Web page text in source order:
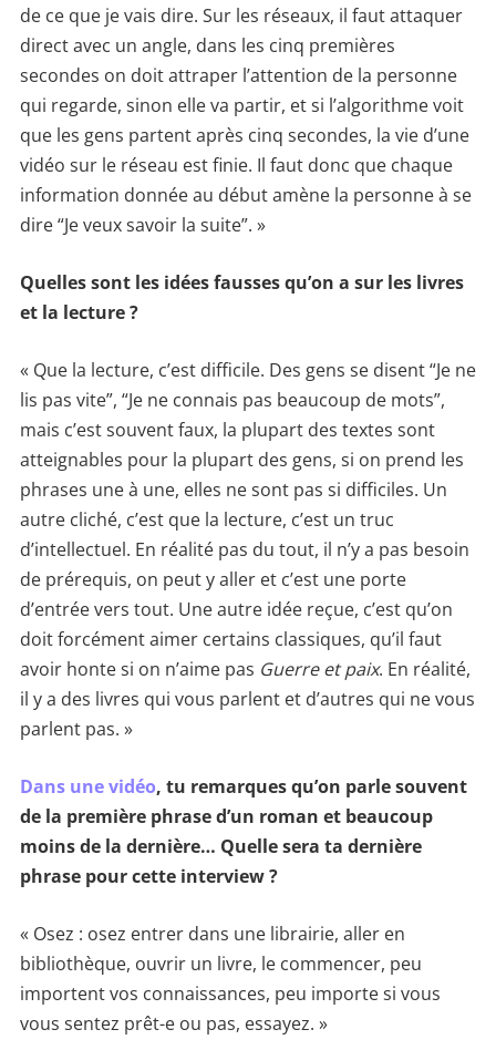
de ce que je vais dire. Sur les réseaux, il faut attaquer
direct avec un angle, dans les cinq premières
secondes on doit attraper l’attention de la personne
qui regarde, sinon elle va partir, et si l’algorithme voit
que les gens partent après cinq secondes, la vie d’une
vidéo sur le réseau est finie. Il faut donc que chaque
information donnée au début amène la personne à se
dire “Je veux savoir la suite”. »
Quelles sont les idées fausses qu’on a sur les livres
et la lecture ?
« Que la lecture, c’est difficile. Des gens se disent “Je ne
lis pas vite”, “Je ne connais pas beaucoup de mots”,
mais c’est souvent faux, la plupart des textes sont
atteignables pour la plupart des gens, si on prend les
phrases une à une, elles ne sont pas si difficiles. Un
autre cliché, c’est que la lecture, c’est un truc
d’intellectuel. En réalité pas du tout, il n’y a pas besoin
de prérequis, on peut y aller et c’est une porte
d’entrée vers tout. Une autre idée reçue, c’est qu’on
doit forcément aimer certains classiques, qu’il faut
avoir honte si on n’aime pas Guerre et paix. En réalité,
il y a des livres qui vous parlent et d’autres qui ne vous
parlent pas. »
Dans une vidéo, tu remarques qu’on parle souvent
de la première phrase d’un roman et beaucoup
moins de la dernière… Quelle sera ta dernière
phrase pour cette interview ?
« Osez : osez entrer dans une librairie, aller en
bibliothèque, ouvrir un livre, le commencer, peu
importent vos connaissances, peu importe si vous
vous sentez prêt-e ou pas, essayez. »